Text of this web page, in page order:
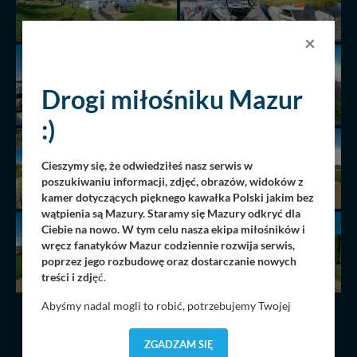
×
Drogi miłośniku Mazur
:)
Cieszymy się, że odwiedziłeś nasz serwis w
poszukiwaniu informacji, zdjęć, obrazów, widoków z
kamer dotyczących pięknego kawałka Polski jakim bez
wątpienia są Mazury. Staramy się Mazury odkryć dla
Ciebie na nowo. W tym celu nasza ekipa miłośników i
wręcz fanatyków Mazur codziennie rozwija serwis,
poprzez jego rozbudowę oraz dostarczanie nowych
treści i zdjęć.
Abyśmy nadal mogli to robić, potrzebujemy Twojej
dostosować do Twoich preferencji. Twoje dane (w tym
pliki cookies) będą zapisywane w celu usprawnienia
ZGADZAM SIĘ